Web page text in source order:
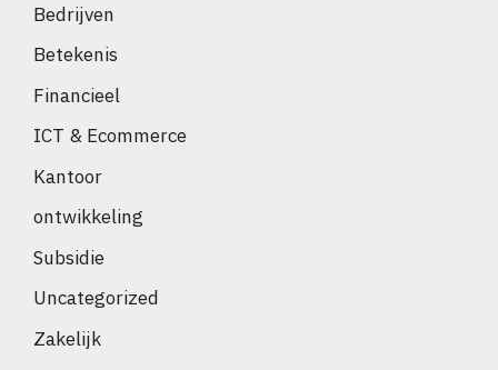
Bedrijven
Betekenis
Financieel
ICT & Ecommerce
Kantoor
ontwikkeling
Subsidie
Uncategorized
Zakelijk